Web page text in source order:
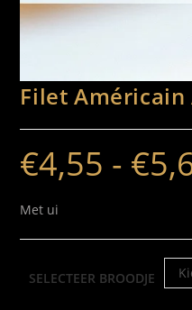
Filet
€4,55 - €
Met ui
SELECTEER BROODJE